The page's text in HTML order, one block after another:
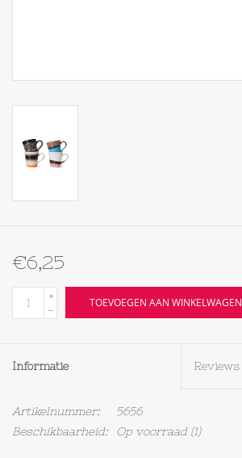
Keukenspullen
Food
Boeken
Textiel
Olieflessen
€6,25
+
-
TOEVOEGEN AAN WINKELWAGEN
Informatie Reviews
Artikelnummer:
5656
Beschikbaarheid:
Op voorraad(1)